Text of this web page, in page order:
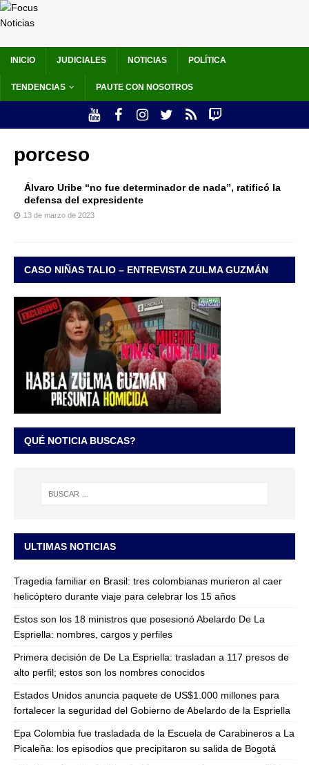
INICIO JUDICIALES NOTICIAS POLÍTICA
TENDENCIAS PAUTE CON NOSOTROS
porceso
Álvaro Uribe “no fue determinador de nada”, ratificó la
defensa del expresidente
13 de marzo de 2023
CASO NIÑAS TALIO – ENTREVISTA ZULMA GUZMÁN
QUÉ NOTICIA BUSCAS?
ULTIMAS NOTICIAS
Tragedia familiar en Brasil: tres colombianas murieron al caer
helicóptero durante viaje para celebrar los 15 años
Estos son los 18 ministros que posesionó Abelardo De La
Espriella: nombres, cargos y perfiles
Primera decisión de De La Espriella: trasladan a 117 presos de
alto perfil; estos son los nombres conocidos
Estados Unidos anuncia paquete de US$1.000 millones para
fortalecer la seguridad del Gobierno de Abelardo de la Espriella
Epa Colombia fue trasladada de la Escuela de Carabineros a La
Picaleña: los episodios que precipitaron su salida de Bogotá